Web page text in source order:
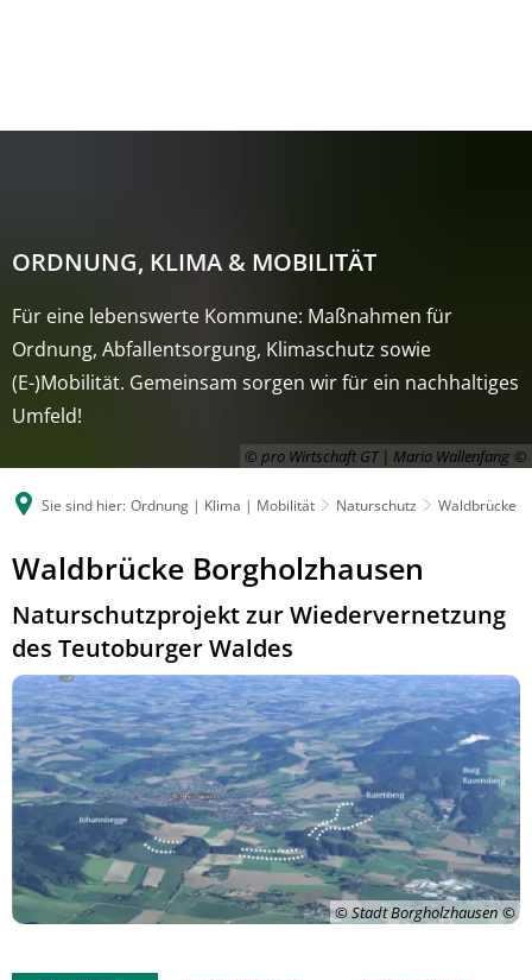
© pro Wirtschaft GT | Mario Wallenfang
ORDNUNG, KLIMA & MOBILITÄT
Für eine lebenswerte Kommune: Maßnahmen für
Ordnung, Abfallentsorgung, Klimaschutz sowie
(E-)Mobilität. Gemeinsam sorgen wir für ein nachhaltiges
Umfeld!
Sie sind hier: Ordnung | Klima | Mobilität Naturschutz Waldbrücke
Waldbrücke Borgholzhausen
Naturschutzprojekt zur Wiedervernetzung
des Teutoburger Waldes
© Stadt Borgholzhausen